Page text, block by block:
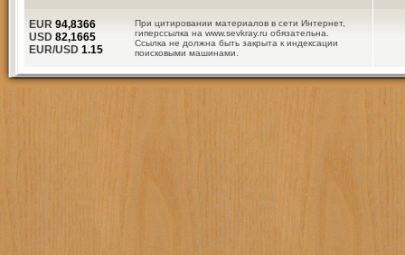
При цитировании материалов в сети Интернет,
гиперссылка на www.sevkray.ru обязательна.
Ссылка не должна быть закрыта к индексации
поисковыми машинами.
EUR 94,8366
USD 82,1665
EUR/USD 1.15